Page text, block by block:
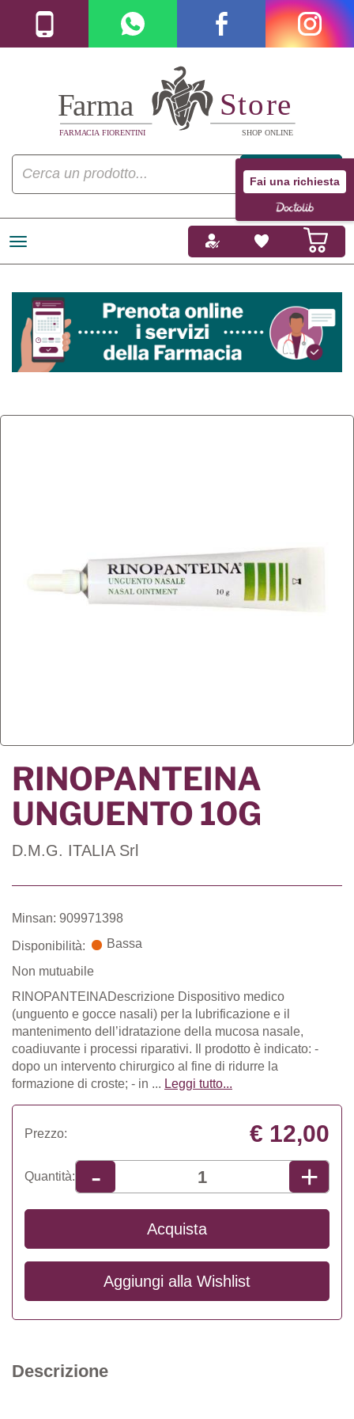
Fai una richiesta
RINOPANTEINA
UNGUENTO 10G
D.M.G. ITALIA Srl
Minsan: 909971398
Disponibilità: Bassa
Non mutuabile
RINOPANTEINADescrizione Dispositivo medico
(unguento e gocce nasali) per la lubrificazione e il
mantenimento dell’idratazione della mucosa nasale,
coadiuvante i processi riparativi. Il prodotto è indicato: -
dopo un intervento chirurgico al fine di ridurre la
formazione di croste; - in ... Leggi tutto...
Prezzo: € 12,00
Quantità: - +
Acquista
Aggiungi alla Wishlist
Descrizione